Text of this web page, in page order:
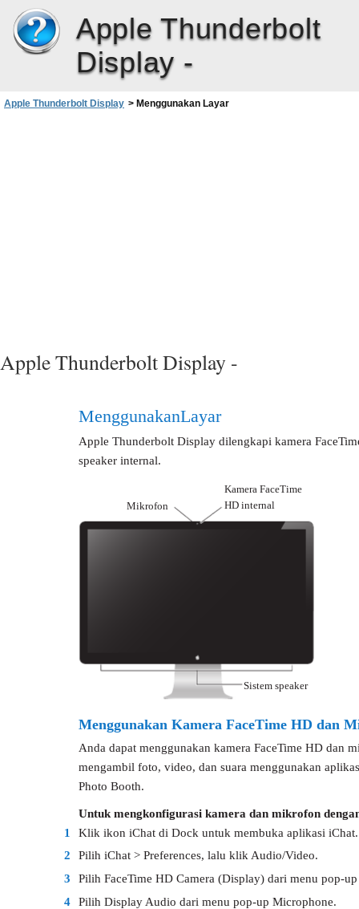
Apple Thunderbolt
Display -
Apple Thunderbolt Display > Menggunakan Layar
Apple Thunderbolt Display -
Menggunakan Layar
Apple Thunderbolt Display dilengkapi kamera
speaker internal.
Sistem speaker
Mikrofon
Kamera FaceTime
HD internal
Menggunakan Kamera FaceTime HD dan
Anda dapat menggunakan kamera FaceTime HD dan
mengambil foto, video, dan suara menggunakan
Photo Booth.
Untuk mengkonfigurasi kamera dan mikrofon
1
Klik ikon iChat di Dock untuk membuka aplikasi iChat.
2
Pilih iChat > Preferences, lalu klik Audio/Video.
3
Pilih FaceTime HD Camera (Display) dari menu pop-up
4
Pilih Display Audio dari menu pop-up Microphone.